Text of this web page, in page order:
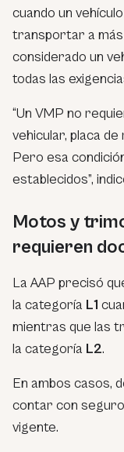
cuando un
transportar a más
considerado un
todas las
“Un VMP no
vehicular, placa de
Pero esa
establecidos”,
Motos y
requieren
La AAP precisó
la categoría L1
mientras que las
la categoría L2.
En ambos casos,
contar con
vigente.